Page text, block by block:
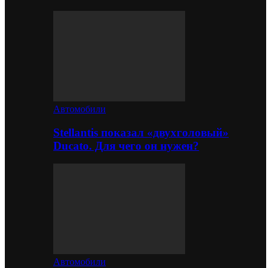
Автомобили
Stellantis показал «двухголовый»
Ducato. Для чего он нужен?
Автомобили